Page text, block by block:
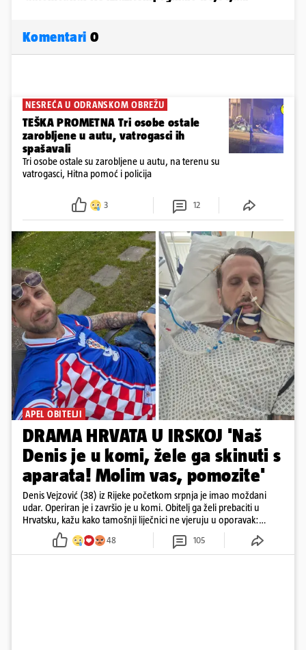
Komentari 0
NESREĆA U ODRANSKOM OBREŽU
TEŠKA PROMETNA Tri osobe ostale
zarobljene u autu, vatrogasci ih
spašavali
Tri osobe ostale su zarobljene u autu, na terenu su
vatrogasci, Hitna pomoć i policija
3 12
APEL OBITELJI
DRAMA HRVATA U IRSKOJ 'Naš
Denis je u komi, žele ga skinuti s
aparata! Molim vas, pomozite'
Denis Vejzović (38) iz Rijeke početkom srpnja je imao moždani
udar. Operiran je i završio je u komi. Obitelj ga želi prebaciti u
Hrvatsku, kažu kako tamošnji liječnici ne vjeruju u oporavak:
'Imamo 72 sata'
48 105